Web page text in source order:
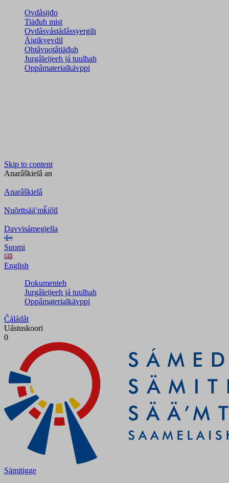
Ovdâsijđo
Tiäđuh mist
Ovdâsvástádâssyergih
Äigikyevdil
Ohtâvuotâtiäđuh
Jurgâleijeeh já tuulhah
Oppâmaterialkävppi
Skip to content
Anarâškielâ an
Anarâškielâ
Nuõrttsääʹmǩiõll
Davvisámegiella
Suomi
English
Dokumenteh
Jurgâleijeeh já tuulhah
Oppâmaterialkävppi
Čáládât
Uástuskoori
0
Sämitigge